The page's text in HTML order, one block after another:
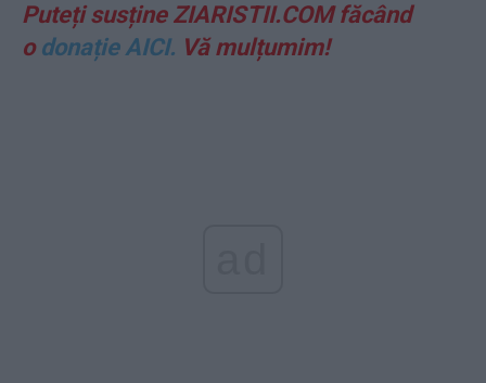
Puteți susține ZIARISTII.COM făcând
o donație AICI. Vă mulțumim!